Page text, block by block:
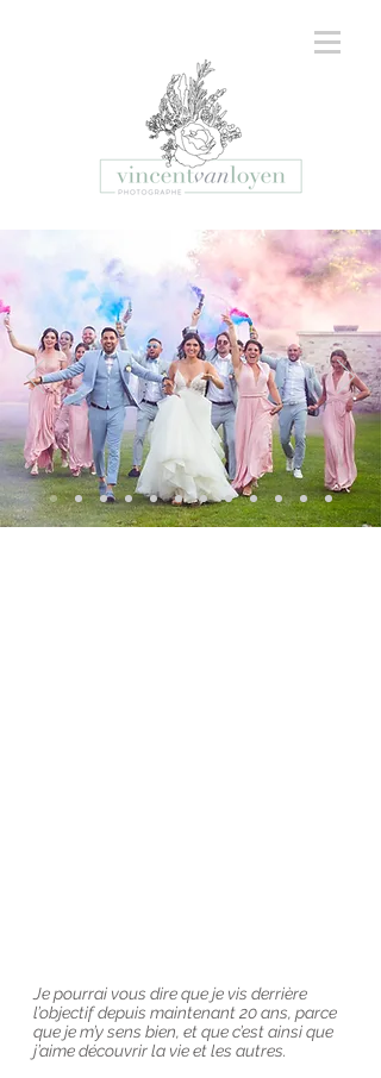
Je pourrai vous dire que je vis derrière
l’objectif depuis maintenant 20 ans, parce
que je m’y sens bien, et que c’est ainsi que
j’aime découvrir la vie et les autres.